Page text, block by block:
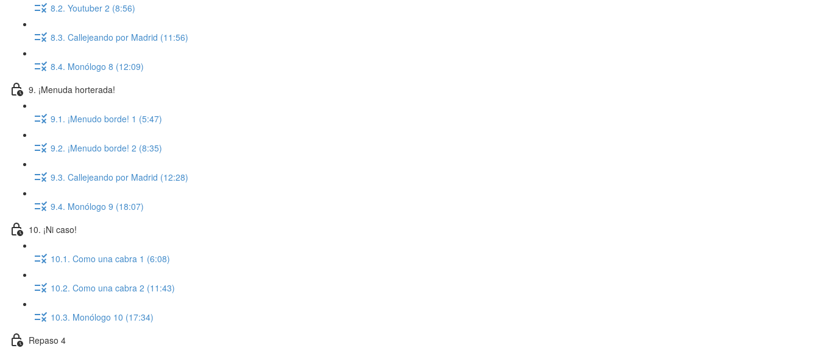
8.2. Youtuber 2 (8:56)
8.3. Callejeando por Madrid (11:56)
8.4. Monólogo 8 (12:09)
9. ¡Menuda horterada!
9.1. ¡Menudo borde! 1 (5:47)
9.2. ¡Menudo borde! 2 (8:35)
9.3. Callejeando por Madrid (12:28)
9.4. Monólogo 9 (18:07)
10. ¡Ni caso!
10.1. Como una cabra 1 (6:08)
10.2. Como una cabra 2 (11:43)
10.3. Monólogo 10 (17:34)
Repaso 4